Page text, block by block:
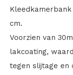
cm.
Voorzien van
lakcoating,
tegen slijtage en